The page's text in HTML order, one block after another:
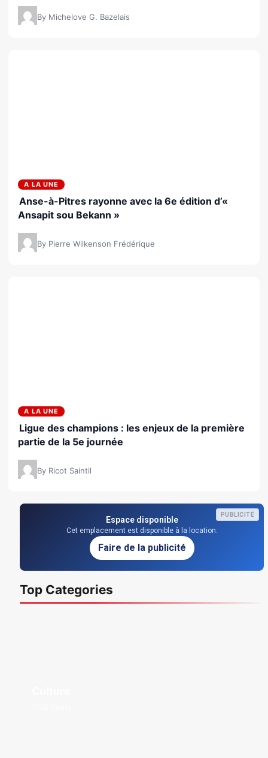
By Michelove G. Bazelais
A LA UNE
Anse-à-Pitres rayonne avec la 6e édition d’«
Ansapit sou Bekann »
By Pierre Wilkenson Frédérique
A LA UNE
Ligue des champions : les enjeux de la première
partie de la 5e journée
By Ricot Saintil
PUBLICITÉ
Espace disponible
Cet emplacement est disponible à la location.
Faire de la publicité
Top Categories